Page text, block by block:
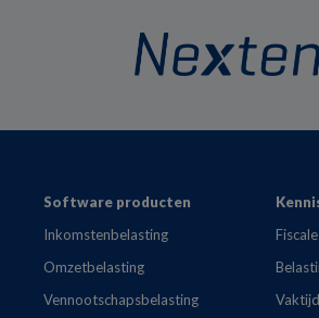
FooterSoftware producten
Inkomstenbelasting
Omzetbelasting
Vennootschapsbelasting